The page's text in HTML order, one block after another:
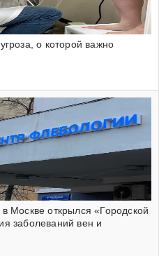
о которой важно
Москве открылся «Городской
заболеваний вен и